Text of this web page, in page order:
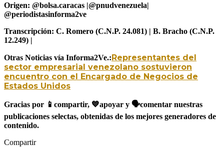
Origen: @bolsa.caracas |@pnudvenezuela|
@periodistasinforma2ve
Transcripción: C. Romero (C.N.P. 24.081) | B. Bracho (C.N.P.
12.249) |
Otras Noticias vía Informa2Ve.:Representantes del
sector empresarial venezolano sostuvieron
encuentro con el Encargado de Negocios de
Estados Unidos
Gracias por 📱 compartir, 💙apoyar y 🗣️comentar nuestras
publicaciones selectas, obtenidas de los mejores generadores de
contenido.
Compartir